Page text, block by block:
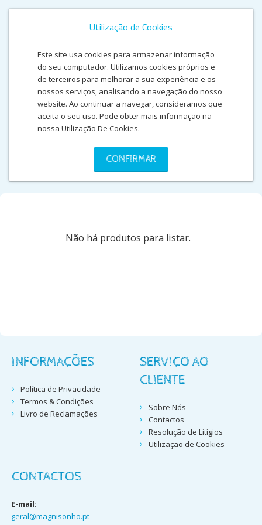
Utilização de Cookies
Este site usa cookies para armazenar informação
do seu computador. Utilizamos cookies próprios e
de terceiros para melhorar a sua experiência e os
nossos serviços, analisando a navegação do nosso
website. Ao continuar a navegar, consideramos que
aceita o seu uso. Pode obter mais informação na
nossa Utilização De Cookies.
CONFIRMAR
BLUE'S CLUES
Não há produtos para listar.
INFORMAÇÕES
Política de Privacidade
Termos & Condições
Livro de Reclamações
SERVIÇO AO
CLIENTE
Sobre Nós
Contactos
Resolução de Litígios
Utilização de Cookies
CONTACTOS
E-mail:
geral@magnisonho.pt